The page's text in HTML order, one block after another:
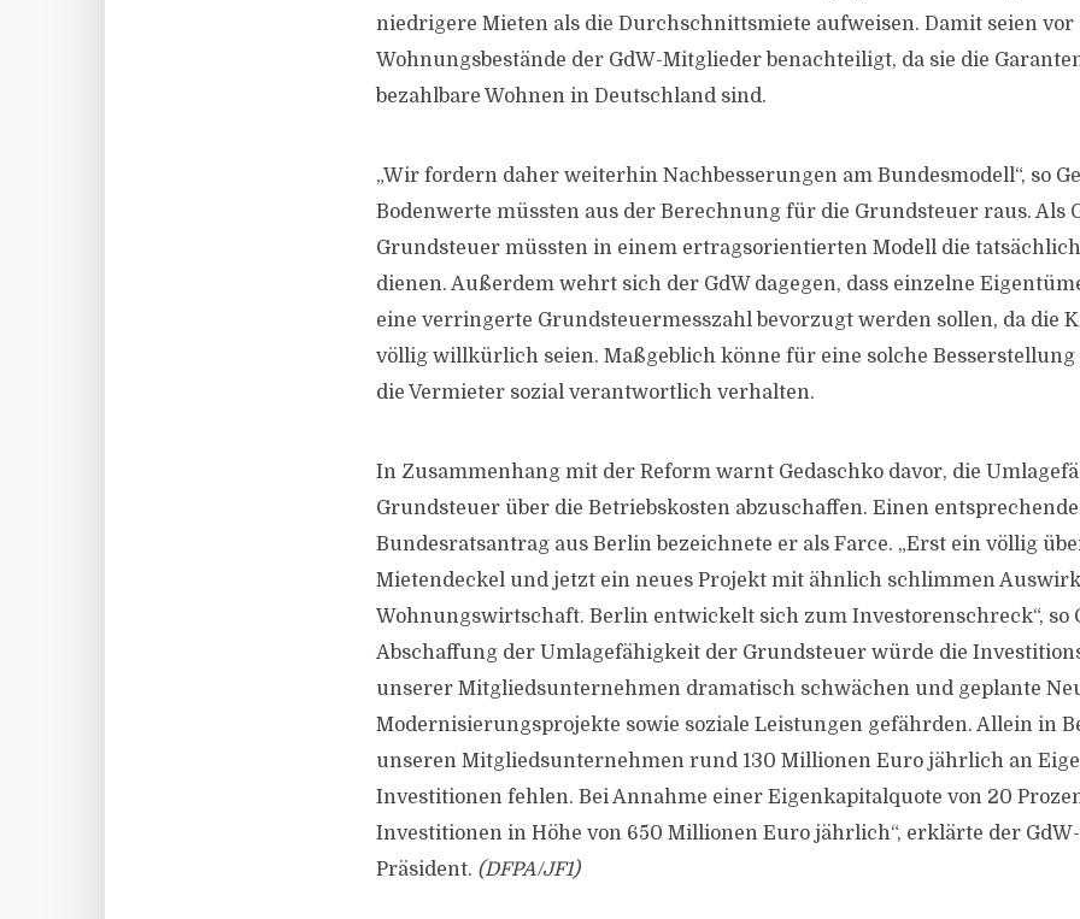
niedrigere Mieten als die Durchschnittsmiete aufweisen. Damit seien vor
Wohnungsbestände der GdW-Mitglieder benachteiligt, da sie die
bezahlbare Wohnen in Deutschland sind.
„Wir fordern daher weiterhin Nachbesserungen am Bundesmodell“, so
Bodenwerte müssten aus der Berechnung für die Grundsteuer raus. Als
Grundsteuer müssten in einem ertragsorientierten Modell die
dienen. Außerdem wehrt sich der GdW dagegen, dass einzelne
eine verringerte Grundsteuermesszahl bevorzugt werden sollen, da die
völlig willkürlich seien. Maßgeblich könne für eine solche Besserstellung
die Vermieter sozial verantwortlich verhalten.
In Zusammenhang mit der Reform warnt Gedaschko davor, die
Grundsteuer über die Betriebskosten abzuschaffen. Einen
Bundesratsantrag aus Berlin bezeichnete er als Farce. „Erst ein völlig
Mietendeckel und jetzt ein neues Projekt mit ähnlich schlimmen
Wohnungswirtschaft. Berlin entwickelt sich zum Investorenschreck“, so
Abschaffung der Umlagefähigkeit der Grundsteuer würde die
unserer Mitgliedsunternehmen dramatisch schwächen und geplante
Modernisierungsprojekte sowie soziale Leistungen gefährden. Allein in
unseren Mitgliedsunternehmen rund 130 Millionen Euro jährlich an
Investitionen fehlen. Bei Annahme einer Eigenkapitalquote von 20
Investitionen in Höhe von 650 Millionen Euro jährlich“, erklärte der GdW-
Präsident. (DFPA/JF1)